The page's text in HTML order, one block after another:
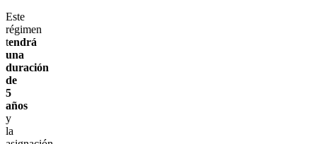
Este
régimen
tendrá
una
duración
de
5
años
y
la